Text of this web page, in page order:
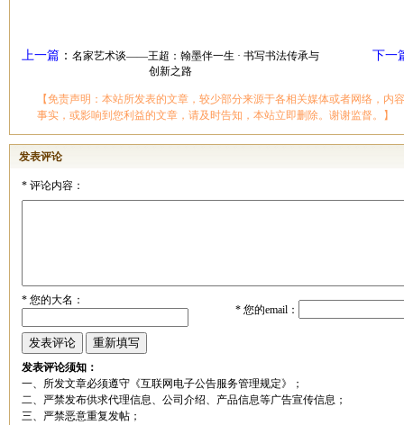
上一篇： 名家艺术谈——王超：翰墨伴一生 · 书写书法传承与
创新之路
下一
【免责声明：本站所发表的文章，较少部分来源于各相关媒体或者网络，内
事实，或影响到您利益的文章，请及时告知，本站立即删除。谢谢监督。】
发表评论
*评论内容：
*您的大名：
*您的email：
发表评论须知：
一、所发文章必须遵守《互联网电子公告服务管理规定》；
二、严禁发布供求代理信息、公司介绍、产品信息等广告宣传信息；
三、严禁恶意重复发帖；